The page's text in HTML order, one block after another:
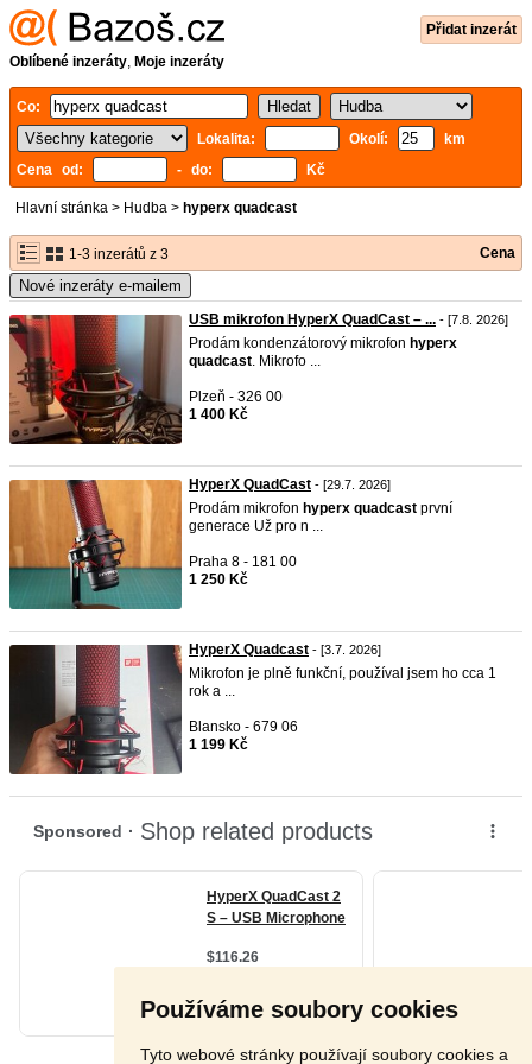
Používáme soubory cookies
Tyto webové stránky používají soubory cookies a
Přidat inzerát
Oblíbené inzeráty, Moje inzeráty
Co:
Lokalita:
Okolí:
km
Cena od:
- do: Kč
Hlavní stránka > Hudba > hyperx quadcast
1-3 inzerátů z 3 Cena
Nové inzeráty e-mailem
USB mikrofon HyperX QuadCast – ... - [7.8. 2026]
Prodám kondenzátorový mikrofon hyperx
quadcast. Mikrofo ...
Plzeň - 326 00
1 400 Kč
HyperX QuadCast - [29.7. 2026]
Prodám mikrofon hyperx quadcast první
generace Už pro n ...
Praha 8 - 181 00
1 250 Kč
HyperX Quadcast - [3.7. 2026]
Mikrofon je plně funkční, používal jsem ho cca 1
rok a ...
Blansko - 679 06
1 199 Kč